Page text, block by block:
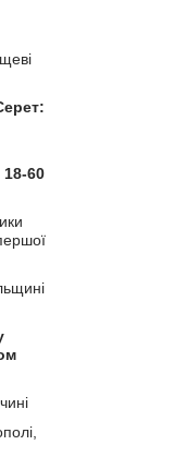
18-60